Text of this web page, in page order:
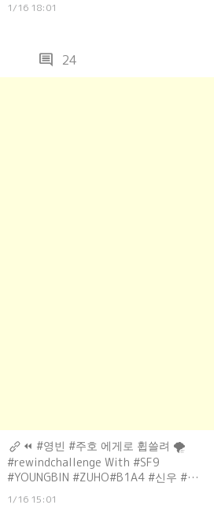
1/16 18:01
comment 24
⏪ #영빈 #주호 에게로 휩쓸려 🌪
#rewindchallenge With #SF9
#YOUNGBIN #ZUHO#B1A4 #신우 #산
1/16 15:01